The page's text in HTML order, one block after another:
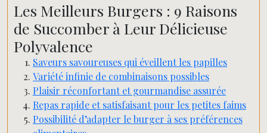
Les Meilleurs Burgers : 9 Raisons
de Succomber à Leur Délicieuse
Polyvalence
Saveurs savoureuses qui éveillent les papilles
Variété infinie de combinaisons possibles
Plaisir réconfortant et gourmandise assurée
Repas rapide et satisfaisant pour les petites faims
Possibilité d’adapter le burger à ses préférences